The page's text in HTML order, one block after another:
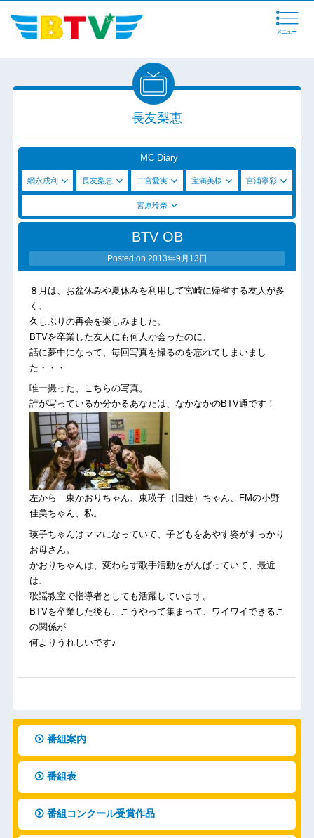
メニュー
長友梨恵
MC Diary
網永成利 長友梨恵 二宮愛実 宝満美桜 宮浦寧彩
宮原玲奈
BTV OB
Posted on 2013年9月13日
８月は、お盆休みや夏休みを利用して宮崎に帰省する友人が多
く、
久しぶりの再会を楽しみました。
BTVを卒業した友人にも何人か会ったのに、
話に夢中になって、毎回写真を撮るのを忘れてしまいまし
た・・・
唯一撮った、こちらの写真。
誰が写っているか分かるあなたは、なかなかのBTV通です！
左から 東かおりちゃん、東瑛子（旧姓）ちゃん、FMの小野
佳美ちゃん、私。
瑛子ちゃんはママになっていて、子どもをあやす姿がすっかり
お母さん。
かおりちゃんは、変わらず歌手活動をがんばっていて、最近
は、
歌謡教室で指導者としても活躍しています。
BTVを卒業した後も、こうやって集まって、ワイワイできるこ
の関係が
何よりうれしいです♪
番組案内
番組表
番組コンクール受賞作品